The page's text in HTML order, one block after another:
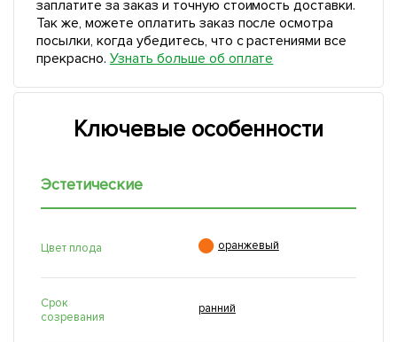
заплатите за заказ и точную стоимость доставки.
Так же, можете оплатить заказ после осмотра
посылки, когда убедитесь, что с растениями все
прекрасно. Узнать больше об оплате
Ключевые особенности
Эстетические
Цвет плода  оранжевый
Срок
созревания
ранний